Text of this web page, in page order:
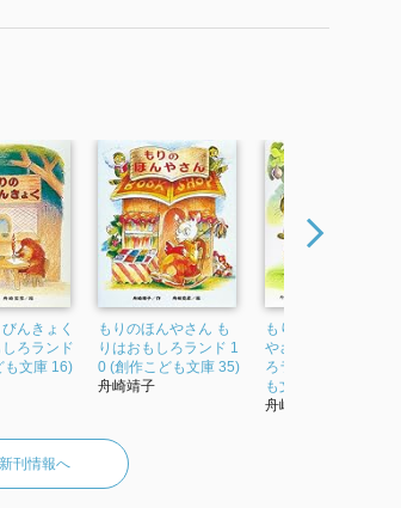
んきょく
ろランド
も文庫 16)
もりのほんやさん も
りはおもしろランド 1
0 (創作こども文庫 35)
舟崎靖子
もりのアイスクリーム
やさん もりはおもし
ろランド 11 (創作こど
も文庫 3...
舟崎靖子
刊情報へ